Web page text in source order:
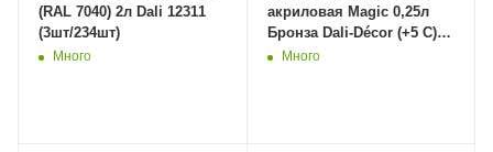
(RAL 7040) 2л Dali 12311
(3шт/234шт)
Много
акриловая Magic 0,25л
Бронза Dali-Décor (+5 С)
20523 (12шт/1680шт)
Много